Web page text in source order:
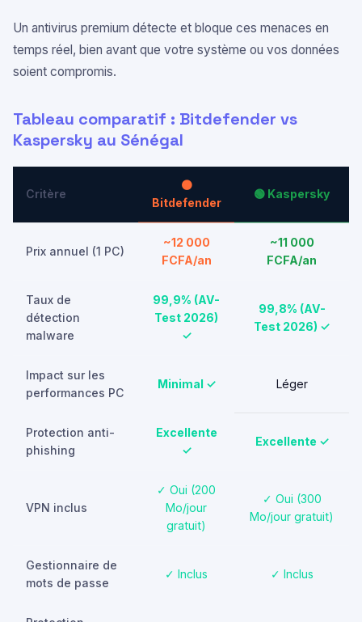
Un antivirus premium détecte et bloque ces menaces en
temps réel, bien avant que votre système ou vos données
soient compromis.
Tableau comparatif : Bitdefender vs
Kaspersky au Sénégal
Critère
🟠
Bitdefender
🟢 Kaspersky
Prix annuel (1 PC)
~12 000
FCFA/an
~11 000
FCFA/an
Taux de
détection
malware
99,9% (AV-
Test 2026)
✓
99,8% (AV-
Test 2026) ✓
Impact sur les
performances PC
Minimal ✓ Léger
Protection anti-
phishing
Excellente
✓
Excellente ✓
VPN inclus
✓ Oui (200
Mo/jour
gratuit)
✓ Oui (300
Mo/jour gratuit)
Gestionnaire de
mots de passe
✓ Inclus ✓ Inclus